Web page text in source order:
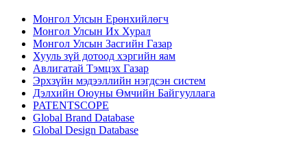
Монгол Улсын Ерөнхийлөгч
Монгол Улсын Их Хурал
Монгол Улсын Засгийн Газар
Хууль зүй дотоод хэргийн яам
Авлигатай Тэмцэх Газар
Эрхзүйн мэдээллийн нэгдсэн систем
Дэлхийн Оюуны Өмчийн Байгууллага
PATENTSCOPE
Global Brand Database
Global Design Database